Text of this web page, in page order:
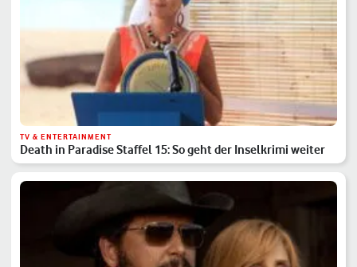
TV & ENTERTAINMENT
Death in Paradise Staffel 15: So geht der Inselkrimi weiter